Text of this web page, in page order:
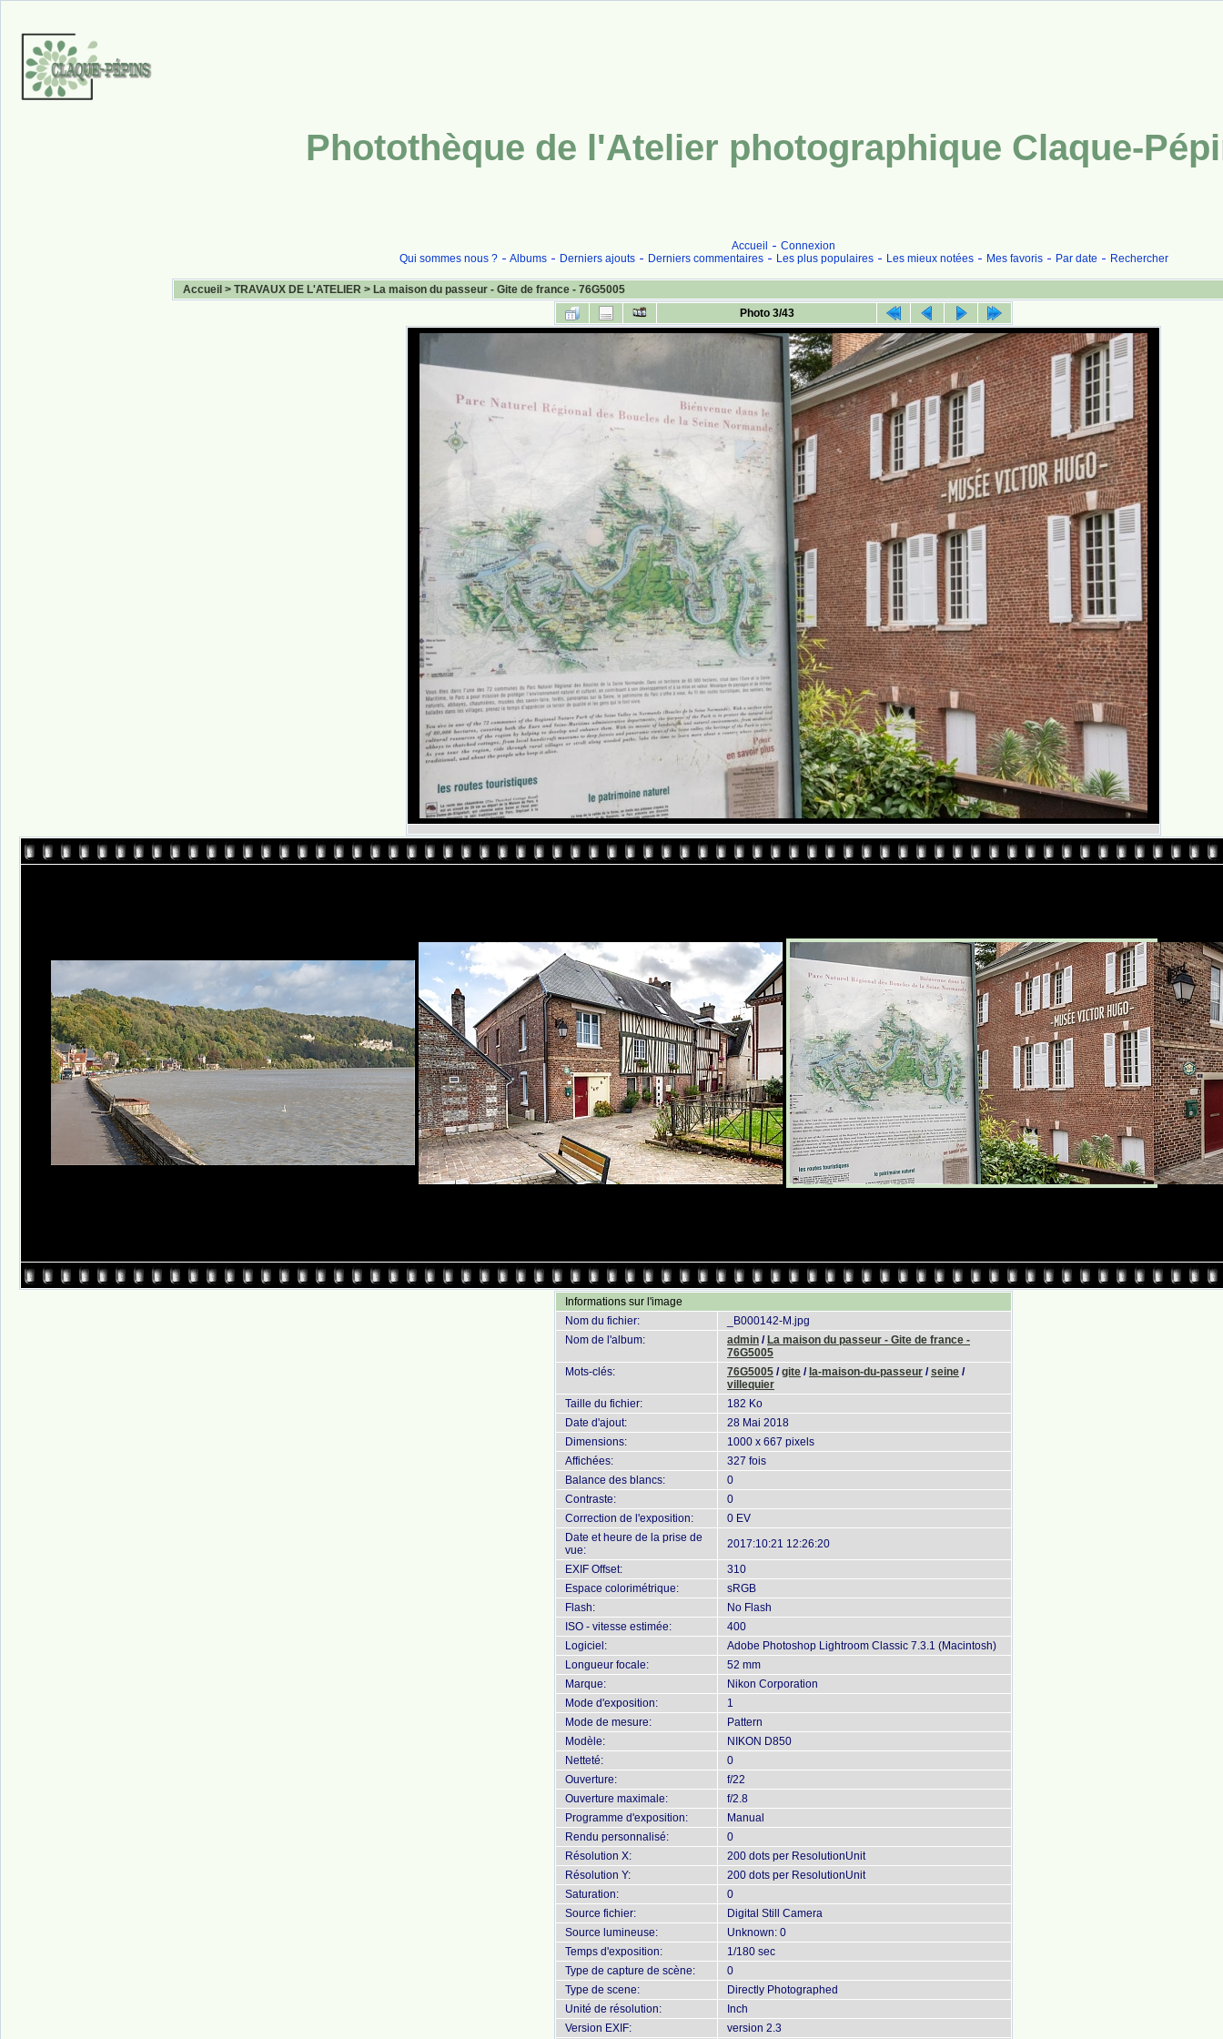
Photothèque de l'Atelier photographique Claque-
Accueil
Connexion
Qui sommes nous ?
Albums Derniers ajouts Derniers commentaires Les plus populaires Les mieux notées Mes favoris Par date Rechercher
Accueil > TRAVAUX DE L'ATELIER > La maison du passeur - Gite de france - 76G5005
Photo 3/43
Informations sur l'image
Nom du fichier:
_B000142-M.jpg
Nom de l'album:
admin / La maison du passeur - Gite de france -
76G5005
Mots-clés:
76G5005 /gite / la-maison-du-passeur /seine /
villequier
Taille du fichier:
182 Ko
Date d'ajout:
28 Mai 2018
Dimensions:
1000 x 667 pixels
Affichées:
327 fois
Balance des blancs:
0
Contraste:
0
Correction de l'exposition:
0 EV
Date et heure de la prise de
vue:
2017:10:21 12:26:20
EXIF Offset:
310
Espace colorimétrique:
sRGB
Flash:
No Flash
ISO - vitesse estimée:
400
Logiciel:
Adobe Photoshop Lightroom Classic 7.3.1 (Macintosh)
Longueur focale:
52 mm
Marque:
Nikon Corporation
Mode d'exposition:
1
Mode de mesure:
Pattern
Modèle:
NIKON D850
Netteté:
0
Ouverture:
f/22
Ouverture maximale:
f/2.8
Programme d'exposition:
Manual
Rendu personnalisé:
0
Résolution X:
200 dots per ResolutionUnit
Résolution Y:
200 dots per ResolutionUnit
Saturation:
0
Source fichier:
Digital Still Camera
Source lumineuse:
Unknown: 0
Temps d'exposition:
1/180 sec
Type de capture de scène:
0
Type de scene:
Directly Photographed
Unité de résolution:
Inch
Version EXIF:
version 2.3